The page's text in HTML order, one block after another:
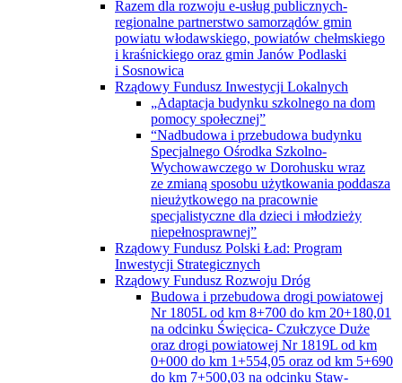
Wychowawczego w Dorohusku wraz
ze zmianą sposobu użytkowania poddasza
nieużytkowego na pracownie
specjalistyczne dla dzieci i młodzieży
niepełnosprawnej”
Rządowy Fundusz Polski Ład: Program
Inwestycji Strategicznych
Rządowy Fundusz Rozwoju Dróg
Budowa i przebudowa drogi powiatowej
Nr 1805L od km 8+700 do km 20+180,01
na odcinku Święcica- Czułczyce Duże
oraz drogi powiatowej Nr 1819L od km
0+000 do km 1+554,05 oraz od km 5+690
do km 7+500,03 na odcinku Staw-
Krobonosz
Przebudowa drogi powiatowej Nr 1814L
od km 0+000 do km 8+288,12 na odcinku
Pawłów—Liszno, drogi powiatowej
Nr 1815L od km 0+000 do km 4+647,75
na odcinku ul. Chełmska w Mieście
Rejowiec Fabryczny— Krasne oraz drogi
powiatowej Nr 1869L na odcinku od km
0+000 do km 1+369,11, ul. Wiejska